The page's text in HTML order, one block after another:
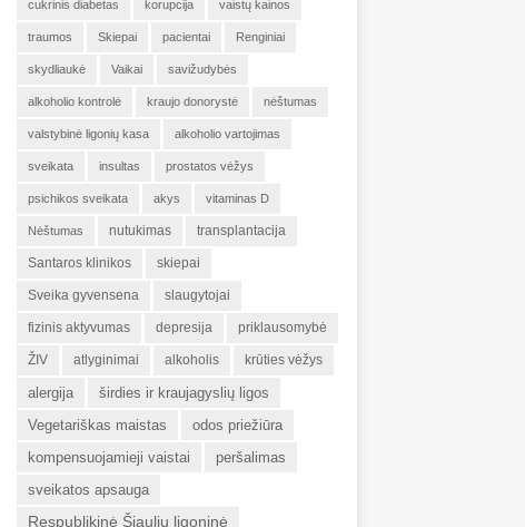
cukrinis diabetas korupcija vaistų kainos
traumos Skiepai pacientai Renginiai
skydliaukė Vaikai savižudybės
alkoholio kontrolė kraujo donorystė nėštumas
valstybinė ligonių kasa alkoholio vartojimas
sveikata insultas prostatos vėžys
psichikos sveikata akys vitaminas D
Nėštumas nutukimas transplantacija
Santaros klinikos skiepai
Sveika gyvensena slaugytojai
fizinis aktyvumas depresija priklausomybė
ŽIV atlyginimai alkoholis krūties vėžys
alergija
širdies ir kraujagyslių ligos
Vegetariškas maistas
odos priežiūra
kompensuojamieji vaistai
peršalimas
sveikatos apsauga
Respublikinė Šiaulių ligoninė